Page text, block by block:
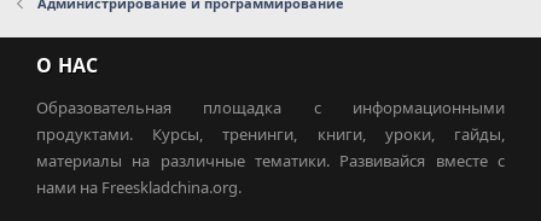
О НАС
Образовательная площадка с информационными
продуктами. Курсы, тренинги, книги, уроки, гайды,
материалы на различные тематики. Развивайся вместе с
нами на Freeskladchina.org.